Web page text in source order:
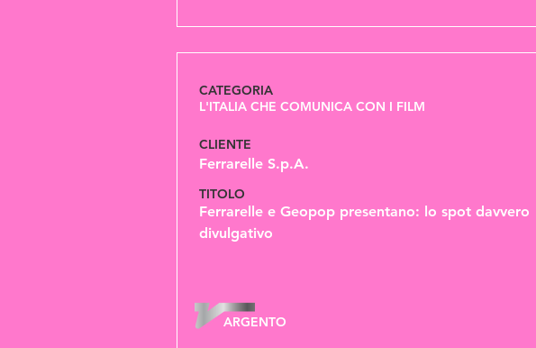
CATEGORIA
L'ITALIA CHE COMUNICA CON I FILM
CLIENTE
Ferrarelle S.p.A.
TITOLO
Ferrarelle e Geopop presentano: lo spot davvero
divulgativo
ARGENTO